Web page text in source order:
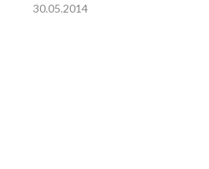
30.05.2014